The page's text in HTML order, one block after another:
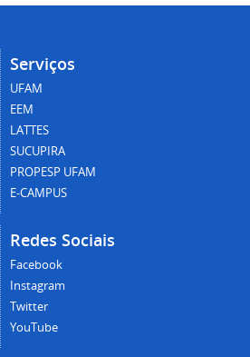
Serviços
UFAM
EEM
LATTES
SUCUPIRA
PROPESP UFAM
E-CAMPUS
Redes Sociais
Facebook
Instagram
Twitter
YouTube